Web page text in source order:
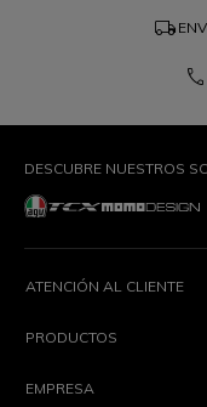
local_shipping
phone
DESCUBRE NUESTROS
ATENCIÓN AL CLIENTE
PRODUCTOS
EMPRESA